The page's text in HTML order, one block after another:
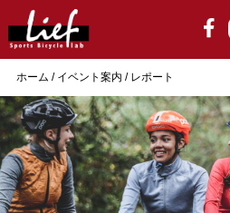
ホーム / イベント案内 / レポート